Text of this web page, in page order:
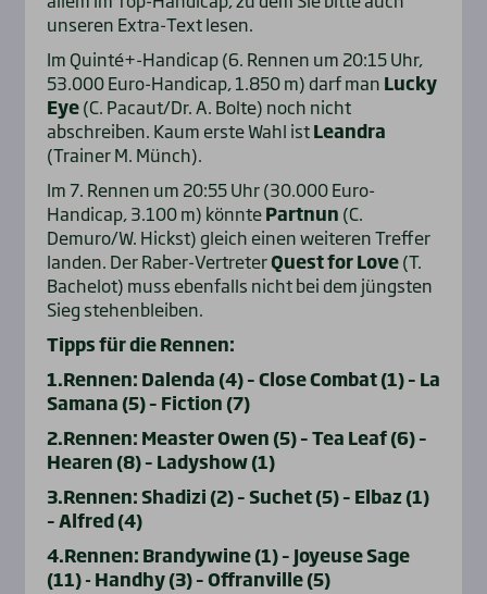
unseren Extra-Text lesen.
Im Quinté+-Handicap (6. Rennen um 20:15 Uhr,
53.000 Euro-Handicap, 1.850 m) darf man Lucky
Eye(C. Pacaut/Dr. A. Bolte) noch nicht
abschreiben. Kaum erste Wahl istLeandra
(Trainer M. Münch).
Im 7. Rennen um 20:55 Uhr (30.000 Euro-
Handicap, 3.100 m) könntePartnun (C.
Demuro/W. Hickst) gleich einen weiteren Treffer
landen. Der Raber-VertreterQuest for Love(T.
Bachelot) muss ebenfalls nicht bei dem jüngsten
Sieg stehenbleiben.
Tipps für die Rennen:
1.Rennen: Dalenda (4) – Close Combat (1) – La
Samana (5) – Fiction (7)
2.Rennen: Measter Owen (5) – Tea Leaf (6) –
Hearen (8) – Ladyshow (1)
3.Rennen: Shadizi (2) – Suchet (5) – Elbaz (1)
– Alfred (4)
4.Rennen: Brandywine (1) – Joyeuse Sage
(11) - Handhy (3) – Offranville (5)